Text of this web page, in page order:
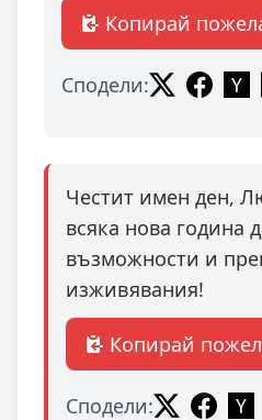
Копирай
Сподели:
Честит имен ден,
всяка нова година
възможности и
изживявания!
Копирай
Сподели: